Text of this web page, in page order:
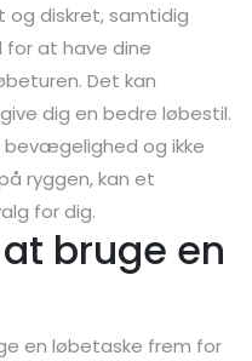
diskret, samtidig
at have dine
Det kan
dig en bedre løbestil.
og ikke
ryggen, kan et
for dig.
bruge en
en løbetaske frem for